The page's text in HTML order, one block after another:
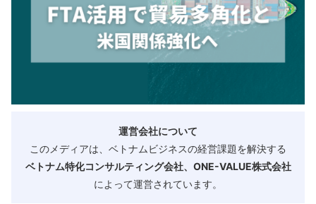
運営会社について
このメディアは、ベトナムビジネスの経営課題を解決する
ベトナム特化コンサルティング会社、ONE-VALUE株式会社
によって運営されています。